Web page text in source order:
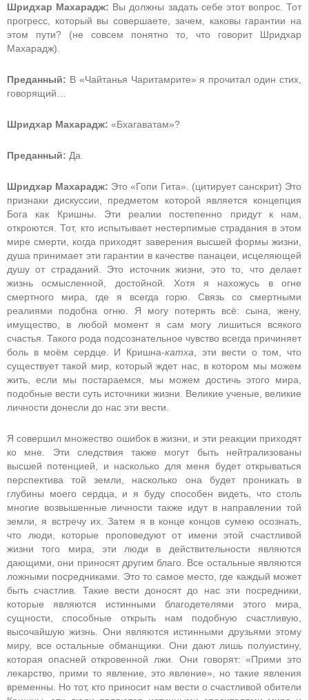
Шридхар Махарадж: Вы должны задать себе этот вопрос. Тот
прогресс, который вы совершаете, зачем, каковы гарантии на
этом пути? (не совсем понятно то, что говорит Шридхар
Махарадж).
Преданный: В «Чайтанья Чаритамрите» я прочитал один стих,
говорящий…
Шридхар Махарадж: «Бхагаватам»?
Преданный: Да.
Шридхар Махарадж: Это «Гопи Гита». (цитирует санскрит) Это
признаки дискуссии, предметом которой является концепция
Бога как Кришны. Эти реалии постепенно придут к нам,
откроются. Тот, кто испытывает нестерпимые страдания в этом
мире смерти, когда приходят заверения высшей формы жизни,
душа принимает эти гарантии в качестве панацеи, исцеляющей
душу от страданий. Это источник жизни, это то, что делает
жизнь осмысленной, достойной. Хотя я нахожусь в огне
смертного мира, где я всегда горю. Связь со смертными
реалиями подобна огню. Я могу потерять всё: сына, жену,
имущество, в любой момент я сам могу лишиться всякого
счастья. Такого рода подсознательное чувство всегда причиняет
боль в моём сердце. И Кришна-катха , эти вести о том, что
существует такой мир, который ждет нас, в котором мы можем
жить, если мы постараемся, мы можем достичь этого мира,
подобные вести суть источники жизни. Великие ученые, великие
личности донесли до нас эти вести.
Я совершил множество ошибок в жизни, и эти реакции приходят
ко мне. Эти следствия также могут быть нейтрализованы
высшей потенцией, и насколько для меня будет открываться
перспектива той земли, насколько она будет проникать в
глубины моего сердца, и я буду способен видеть, что столь
многие возвышенные личности также идут в направлении той
земли, я встречу их. Затем я в конце концов сумею осознать,
что люди, которые проповедуют от имени этой счастливой
жизни того мира, эти люди в действительности являются
дающими, они приносят другим благо. Все остальные являются
ложными посредниками. Это то самое место, где каждый может
быть счастлив. Такие вести доносят до нас эти посредники,
которые являются истинными благодетелями этого мира,
сущности, способные открыть нам подобную счастливую,
высочайшую жизнь. Они являются истинными друзьями этому
миру, все остальные обманщики. Они дают лишь полуистину,
которая опасней откровенной лжи. Они говорят: «Прими это
лекарство, прими то явление, это явление», но такие явления
временны. Но тот, кто приносит нам вести о счастливой обители